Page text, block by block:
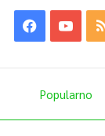
Popularno